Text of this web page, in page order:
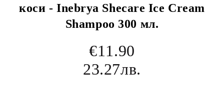
коси - Inebrya Shecare Ice Cream
Shampoo 300 мл.
€11.90
23.27лв.